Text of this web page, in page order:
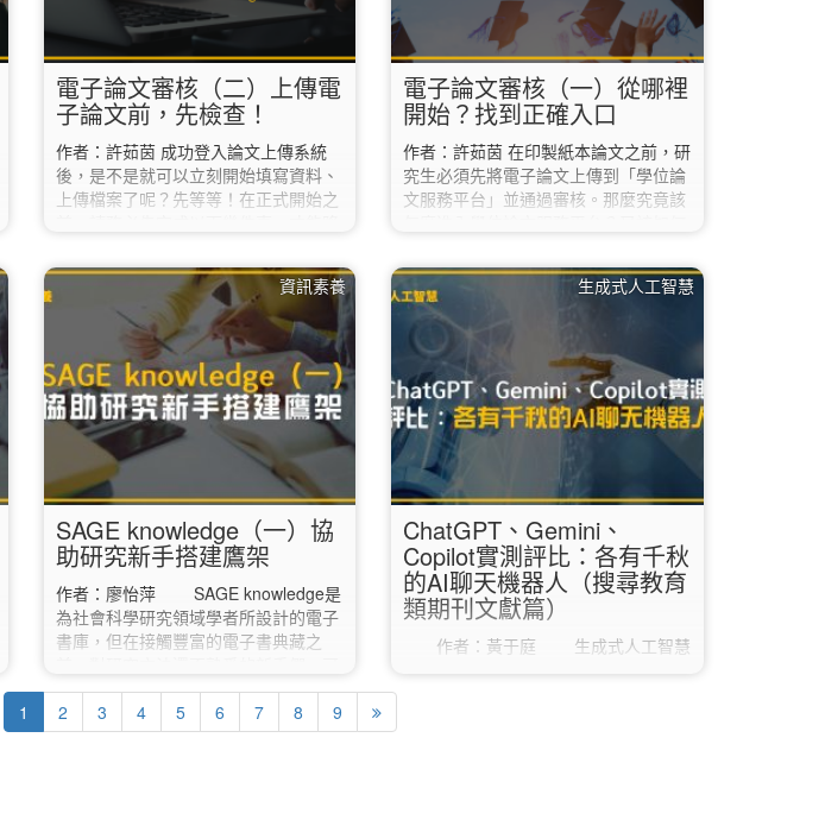
提供的 NTNU English Party…
電子論文審核（二）上傳電
子論文前，先檢查！
作者：許茹茵 成功登入論文上傳系統
後，是不是就可以立刻開始填寫資料、
上傳檔案了呢？先等等！在正式開始之
是不是「這個學期」畢業？ 如果你這學
期已經通過口試，但下學期還要實習，
預計等實習結束後才會辦理畢業離校，
請務必等到「確定要畢業的那一個學
期」再將電子論文送出審核，不能提前
在這學期送審。 若不確定自己是否能在
這學期畢業，建議先詢問系所助教或教
務處。 ✔︎ 2. 下載「電子論文上傳說
明」…
電子論文審核（一）從哪裡
開始？找到正確入口
作者：許茹茵 在印製紙本論文之前，研
究生必須先將電子論文上傳到「學位論
文服務平台」並通過審核。那麼究竟該
意？ 今天，先讓我們來聊聊該怎麼進入
學位論文服務平台吧。 首先，請到圖
書館首頁，在最新消息的右邊找到並點
擊「學位論文服務平台」；或也可以直
接輸入網址
「https://etds.lib.ntnu.edu.tw/」。 如
果您目前人在海外，必須使用VPN連線
回臺灣後才可以正常進入學位論文服務
平台喔！…
資訊素養
SAGE knowledge（一）協
助研究新手搭建鷹架
作者：廖怡萍 SAGE knowledge是
為社會科學研究領域學者所設計的電子
書庫，但在接觸豐富的電子書典藏之
善用此資料庫提供的幾項工具，快速建
立關於研究方法的整體概念。 一登
入資料庫頁面，面對各種選項或許會令
生成式人工智慧
ChatGPT、Gemini、
Copilot實測評比：各有千秋
的AI聊天機器人（搜尋教育
類期刊文獻篇）
作者：黃于庭 生成式人工智慧
1 2 3 4 5 6 7 8 9